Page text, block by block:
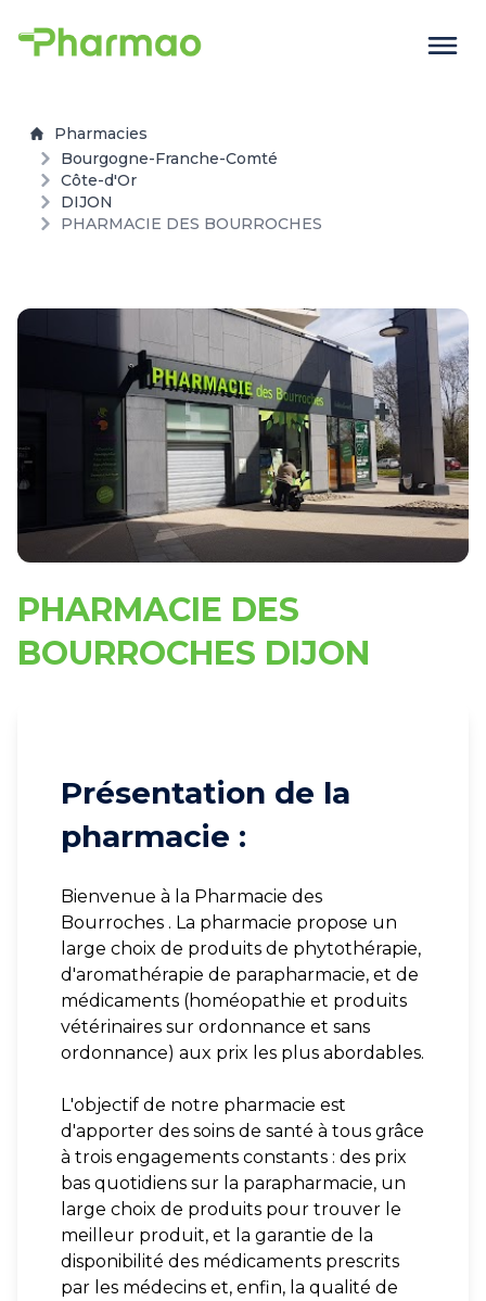
Pharmacies
Bourgogne-Franche-Comté
Côte-d'Or
DIJON
PHARMACIE DES BOURROCHES
PHARMACIE DES
BOURROCHES DIJON
Présentation de la
pharmacie :
Bienvenue à la Pharmacie des
Bourroches . La pharmacie propose un
large choix de produits de phytothérapie,
d'aromathérapie de parapharmacie, et de
médicaments (homéopathie et produits
vétérinaires sur ordonnance et sans
ordonnance) aux prix les plus abordables.
L'objectif de notre pharmacie est
d'apporter des soins de santé à tous grâce
à trois engagements constants : des prix
bas quotidiens sur la parapharmacie, un
large choix de produits pour trouver le
meilleur produit, et la garantie de la
disponibilité des médicaments prescrits
par les médecins et, enfin, la qualité de